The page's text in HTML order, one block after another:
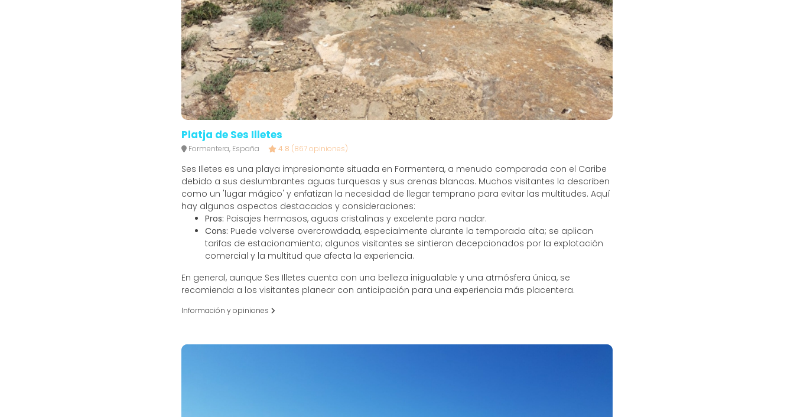
Platja de Ses Illetes
Formentera, España 4.8 (867 opiniones)
Ses Illetes es una playa impresionante situada en Formentera, a menudo comparada con el Caribe
debido a sus deslumbrantes aguas turquesas y sus arenas blancas. Muchos visitantes la describen
como un 'lugar mágico' y enfatizan la necesidad de llegar temprano para evitar las multitudes. Aquí
hay algunos aspectos destacados y consideraciones:
Pros: Paisajes hermosos, aguas cristalinas y excelente para nadar.
Cons: Puede volverse overcrowdada, especialmente durante la temporada alta; se aplican
tarifas de estacionamiento; algunos visitantes se sintieron decepcionados por la explotación
comercial y la multitud que afecta la experiencia.
En general, aunque Ses Illetes cuenta con una belleza inigualable y una atmósfera única, se
recomienda a los visitantes planear con anticipación para una experiencia más placentera.
Información y opiniones